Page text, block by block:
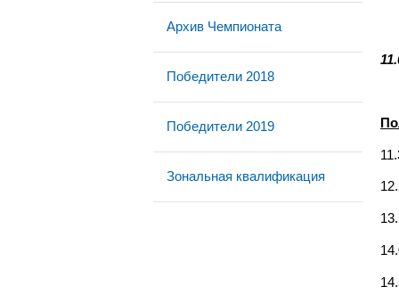
Архив Чемпионата
Победители 2018
Победители 2019
Зональная квалификация